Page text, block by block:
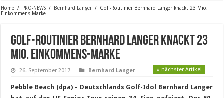
Home / PRO-NEWS / Bernhard Langer /
Golf-Routinier Bernhard Langer knackt 23 Mio.
Einkommens-Marke
Golf-Routinier Bernhard Langer knackt 23
Mio. Einkommens-Marke
26. September 2017 Bernhard Langer » nächster Artikel
Pebble Beach (dpa) – Deutschlands Golf-Idol Bernhard Langer